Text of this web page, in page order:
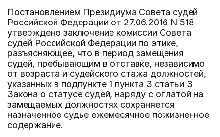
Постановлением Президиума Совета судей
Российской Федерации от 27.06.2016 N 518
утверждено заключение комиссии Совета
судей Российской Федерации по этике,
разъясняющее, что в период замещения
судей, пребывающим в отставке, независимо
от возраста и судейского стажа должностей,
указанных в подпункте 1 пункта 3 статьи 3
Закона о статусе судей, наряду с оплатой на
замещаемых должностях сохраняется
назначенное судье ежемесячное пожизненное
содержание.